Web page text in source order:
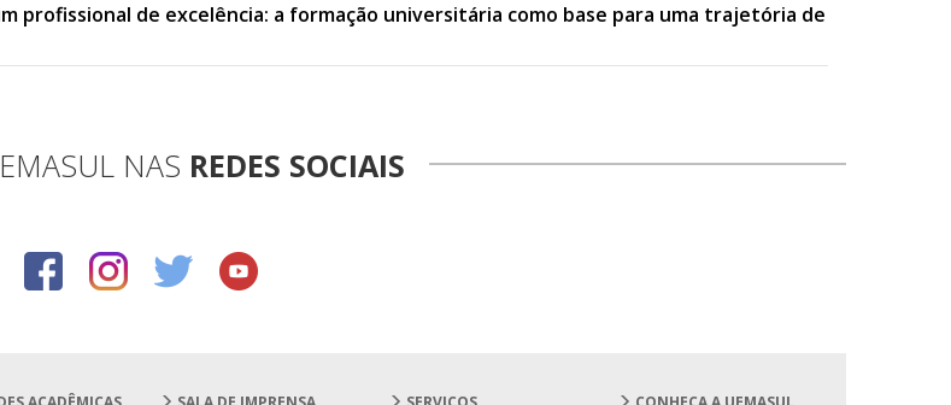
profissional de excelência: a formação universitária como base para uma trajetória de
NAS REDES SOCIAIS